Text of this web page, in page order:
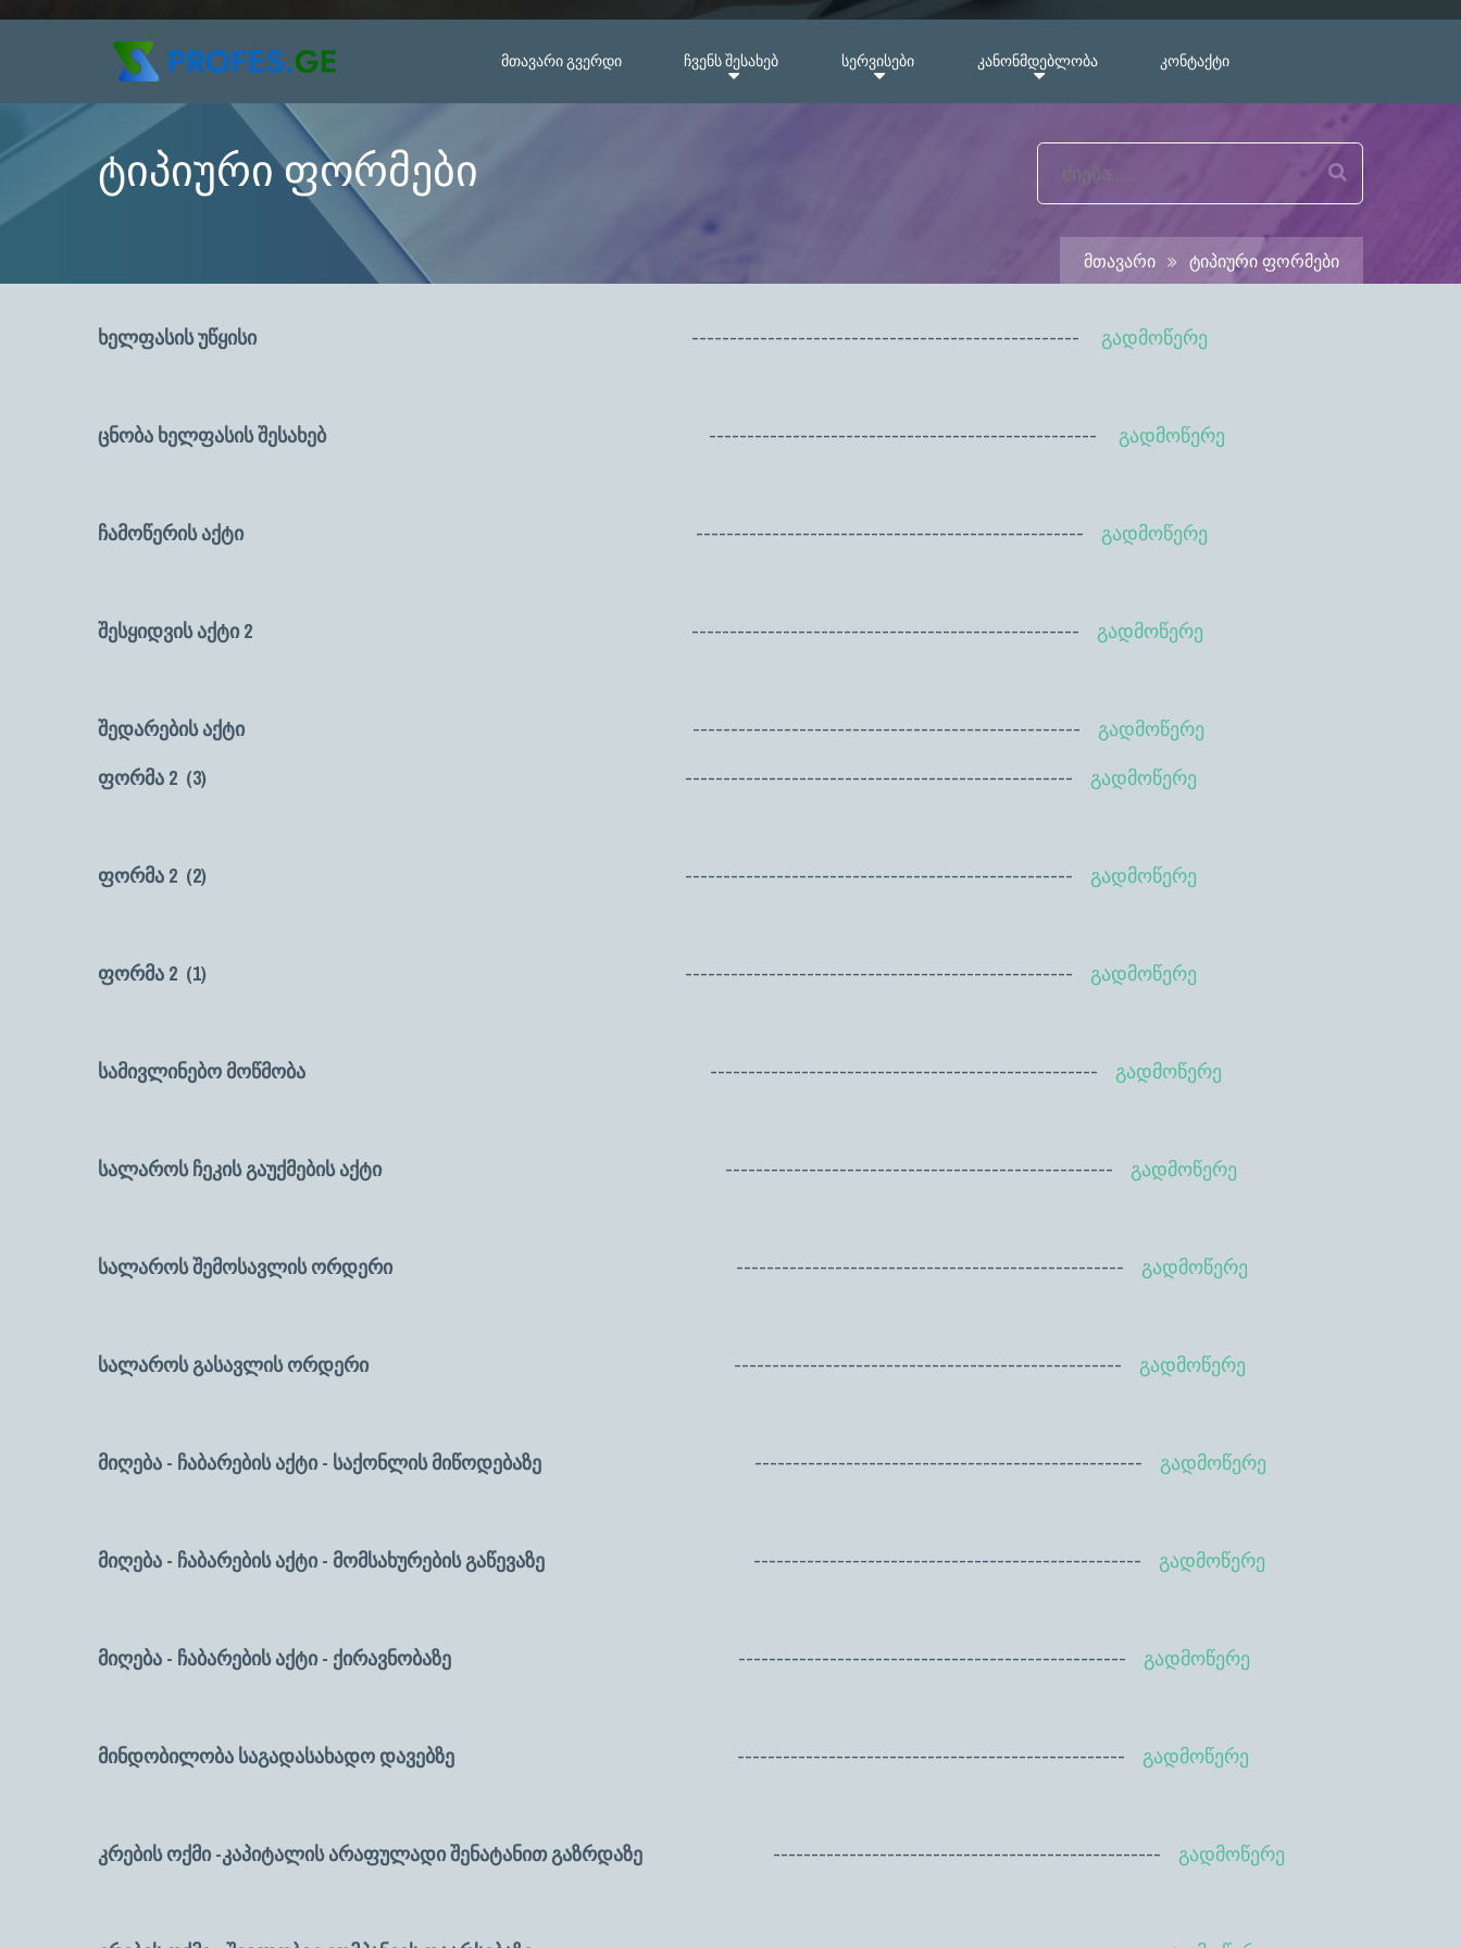
ᲛᲗᲐᲕᲐᲠᲘ ᲒᲕᲔᲠᲓᲘ ᲩᲕᲔᲜᲡ ᲨᲔᲡᲐᲮᲔᲑ ᲡᲔᲠᲕᲘᲡᲔᲑᲘ ᲙᲐᲜᲝᲜᲛᲓᲔᲑᲚᲝᲑᲐ ᲙᲝᲜᲢᲐᲥᲢᲘ
Მთავარი Ტიპიური Ფორმები
ტიპიური ფორმები
ხელფასის უწყისი --------------------------------------------------- გადმოწერე
ცნობა ხელფასის შესახებ --------------------------------------------------- გადმოწერე
ჩამოწერის აქტი --------------------------------------------------- გადმოწერე
შესყიდვის აქტი 2 --------------------------------------------------- გადმოწერე
შედარების აქტი --------------------------------------------------- გადმოწერე
ფორმა 2 (3) --------------------------------------------------- გადმოწერე
ფორმა 2 (2) --------------------------------------------------- გადმოწერე
ფორმა 2 (1) --------------------------------------------------- გადმოწერე
სამივლინებო მოწმობა --------------------------------------------------- გადმოწერე
სალაროს ჩეკის გაუქმების აქტი --------------------------------------------------- გადმოწერე
სალაროს შემოსავლის ორდერი --------------------------------------------------- გადმოწერე
სალაროს გასავლის ორდერი --------------------------------------------------- გადმოწერე
მიღება - ჩაბარების აქტი - საქონლის მიწოდებაზე --------------------------------------------------- გადმოწერე
მიღება - ჩაბარების აქტი - მომსახურების გაწევაზე --------------------------------------------------- გადმოწერე
მიღება - ჩაბარების აქტი - ქირავნობაზე --------------------------------------------------- გადმოწერე
მინდობილობა საგადასახადო დავებზე --------------------------------------------------- გადმოწერე
კრების ოქმი -კაპიტალის არაფულადი შენატანით გაზრდაზე --------------------------------------------------- გადმოწერე